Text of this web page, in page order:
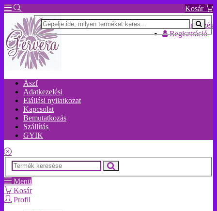
Kosár
Bejelentkezés
Regisztráció
Ászf
Adatkezelési
Elállási nyilatkozat
Kapcsolat
Bemutatkozás
Szállítás
GYIK
Menü
Kosár
Profil